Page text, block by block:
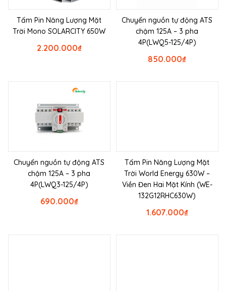
Tấm Pin Năng Lượng Mặt
Trời Mono SOLARCITY 650W
₫
2.200.000
Chuyển nguồn tự động ATS
chậm 125A – 3 pha
4P(LWQ5-125/4P)
₫
850.000
Chuyển nguồn tự động ATS
chậm 125A – 3 pha
4P(LWQ3-125/4P)
₫
690.000
Tấm Pin Năng Lượng Mặt
Trời World Energy 630W –
Viền Đen Hai Mặt Kính (WE-
132G12RHC630W)
₫
1.607.000